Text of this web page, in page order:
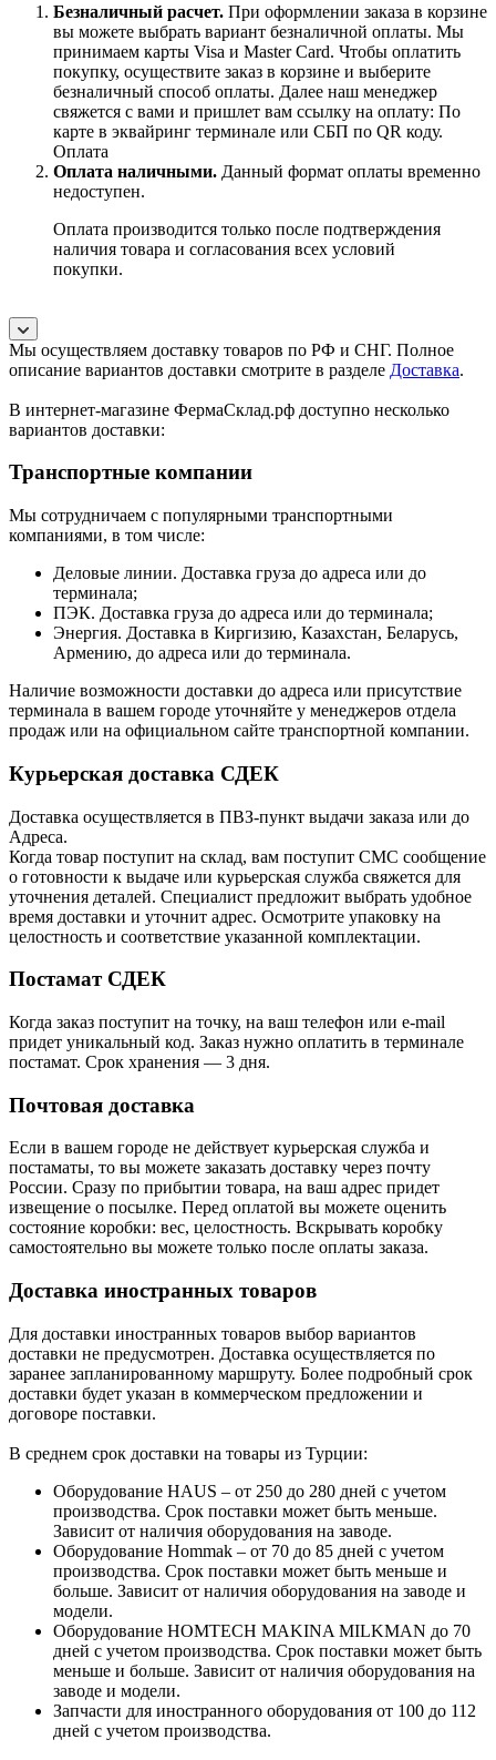
Безналичный расчет. При оформлении заказа в корзине
вы можете выбрать вариант безналичной оплаты. Мы
принимаем карты Visa и Master Card. Чтобы оплатить
покупку, осуществите заказ в корзине и выберите
безналичный способ оплаты. Далее наш менеджер
свяжется с вами и пришлет вам ссылку на оплату: По
карте в эквайринг терминале или СБП по QR коду.
Оплата
Оплата наличными. Данный формат оплаты временно
недоступен.
Оплата производится только после подтверждения
наличия товара и согласования всех условий
покупки.
Мы осуществляем доставку товаров по РФ и СНГ. Полное
описание вариантов доставки смотрите в разделе Доставка.
В интернет-магазине ФермаСклад.рф доступно несколько
вариантов доставки:
Транспортные компании
Мы сотрудничаем с популярными транспортными
компаниями, в том числе:
Деловые линии. Доставка груза до адреса или до
терминала;
ПЭК. Доставка груза до адреса или до терминала;
Энергия. Доставка в Киргизию, Казахстан, Беларусь,
Армению, до адреса или до терминала.
Наличие возможности доставки до адреса или присутствие
терминала в вашем городе уточняйте у менеджеров отдела
продаж или на официальном сайте транспортной компании.
Курьерская доставка СДЕК
Доставка осуществляется в ПВЗ-пункт выдачи заказа или до
Адреса.
Когда товар поступит на склад, вам поступит СМС сообщение
о готовности к выдаче или курьерская служба свяжется для
уточнения деталей. Специалист предложит выбрать удобное
время доставки и уточнит адрес. Осмотрите упаковку на
целостность и соответствие указанной комплектации.
Постамат СДЕК
Когда заказ поступит на точку, на ваш телефон или e-mail
придет уникальный код. Заказ нужно оплатить в терминале
постамат. Срок хранения — 3 дня.
Почтовая доставка
Если в вашем городе не действует курьерская служба и
постаматы, то вы можете заказать доставку через почту
России. Сразу по прибытии товара, на ваш адрес придет
извещение о посылке. Перед оплатой вы можете оценить
состояние коробки: вес, целостность. Вскрывать коробку
самостоятельно вы можете только после оплаты заказа.
Доставка иностранных товаров
Для доставки иностранных товаров выбор вариантов
доставки не предусмотрен. Доставка осуществляется по
заранее запланированному маршруту. Более подробный срок
доставки будет указан в коммерческом предложении и
договоре поставки.
В среднем срок доставки на товары из Турции:
Оборудование HAUS – от 250 до 280 дней с учетом
производства. Срок поставки может быть меньше.
Зависит от наличия оборудования на заводе.
Оборудование Hommak – от 70 до 85 дней с учетом
производства. Срок поставки может быть меньше и
больше. Зависит от наличия оборудования на заводе и
модели.
Оборудование HOMTECH MAKINA MILKMAN до 70
дней с учетом производства. Срок поставки может быть
меньше и больше. Зависит от наличия оборудования на
заводе и модели.
Запчасти для иностранного оборудования от 100 до 112
дней с учетом производства.